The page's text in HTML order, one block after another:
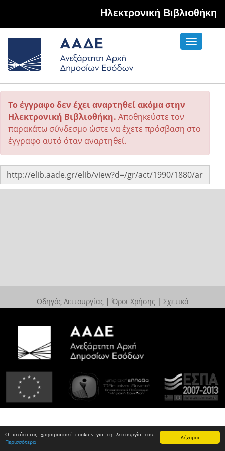
Δέχομαι
Ο ιστότοπος χρησιμοποιεί cookies για τη λειτουργία του.
Περισσότερα
Hλεκτρονική Βιβλιοθήκη
Toggle
Το έγγραφο δεν έχει αναρτηθεί ακόμα στην
Ηλεκτρονική Βιβλιοθήκη. Αποθηκεύστε τον
παρακάτω σύνδεσμο ώστε να έχετε πρόσβαση στο
έγγραφο αυτό όταν αναρτηθεί.
Οδηγός Λειτουργίας | Όροι Χρήσης | Σχετικά